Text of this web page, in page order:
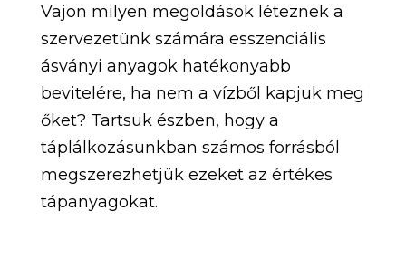
Vajon milyen megoldások léteznek a
szervezetünk számára esszenciális
ásványi anyagok hatékonyabb
bevitelére, ha nem a vízből kapjuk meg
őket? Tartsuk észben, hogy a
táplálkozásunkban számos forrásból
megszerezhetjük ezeket az értékes
tápanyagokat.